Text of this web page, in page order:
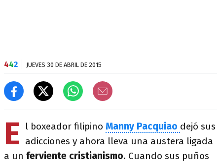
442 JUEVES 30 DE ABRIL DE 2015
E l boxeador filipino Manny Pacquiao dejó sus
adicciones y ahora lleva una austera ligada
a un ferviente cristianismo. Cuando sus puños